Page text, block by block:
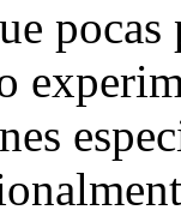
pocas